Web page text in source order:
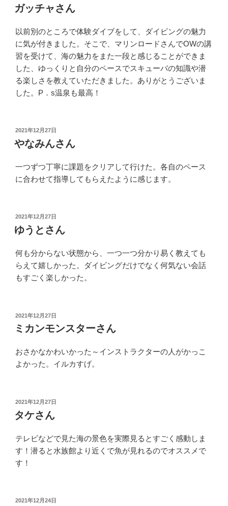
稿
日:
ガッチャさん
以前別のところで体験ダイブをして、ダイビングの魅力
に気が付きました。そこで、マリンロードさんでOWの講
習を受けて、海の魅力をまた一段と感じることができま
した、ゆっくりと自分のペースでスキューバの知識や潜
る楽しさを教えていただきました。ありがとうございま
した。P．s温泉も最高！
投
稿
日:
2021年12月27日
やなみんさん
一つずつ丁寧に課題をクリアして行けた。各自のペース
に合わせて指導してもらえたように感じます。
投
稿
日:
2021年12月27日
ゆうとさん
何も分からない状態から、一つ一つ分かり易く教えても
らえて嬉しかった。ダイビングだけでなく何気ない会話
もすごく楽しかった。
投
稿
日:
2021年12月27日
ミカンモンスターさん
おさかなかわいかった～インストラクターの人がかっこ
よかった。イルカすげ。
投
稿
日:
2021年12月27日
タケさん
テレビなどで見た海の景色を実際見るとすごく感動しま
す！潜ると水族館より近くで魚が見れるのでオススメで
す！
投
2021年12月24日